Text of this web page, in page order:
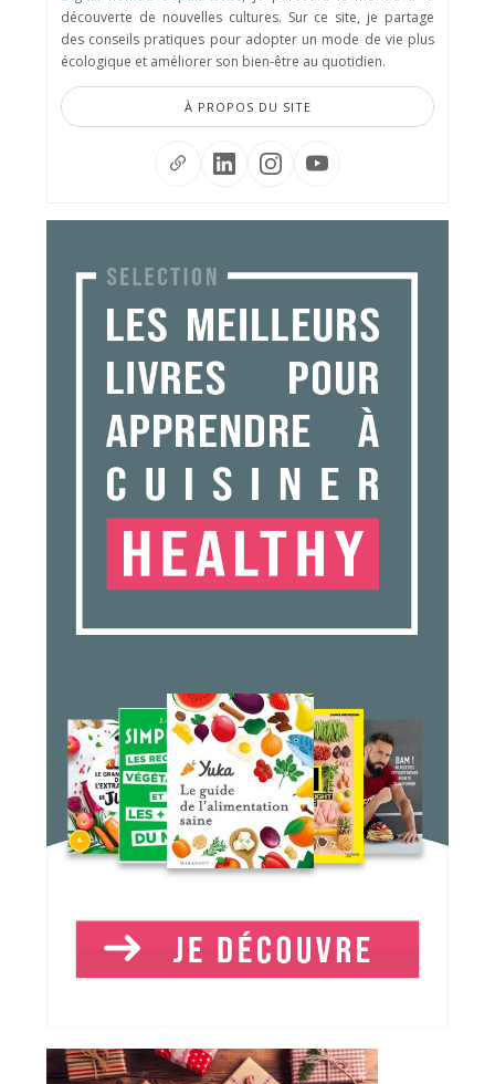
découverte de nouvelles cultures. Sur ce site, je partage
des conseils pratiques pour adopter un mode de vie plus
écologique et améliorer son bien-être au quotidien.
À PROPOS DU SITE